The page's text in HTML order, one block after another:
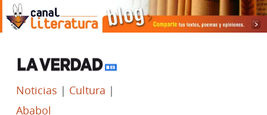
Noticias | Cultura |
Ababol